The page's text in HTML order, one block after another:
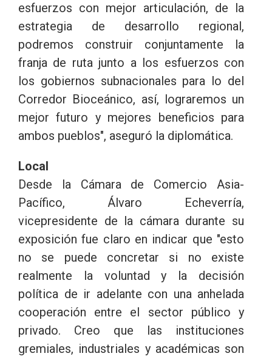
esfuerzos con mejor articulación, de la
estrategia de desarrollo regional,
podremos construir conjuntamente la
franja de ruta junto a los esfuerzos con
los gobiernos subnacionales para lo del
Corredor Bioceánico, así, lograremos un
mejor futuro y mejores beneficios para
ambos pueblos", aseguró la diplomática.
Local
Desde la Cámara de Comercio Asia-
Pacífico, Álvaro Echeverría,
vicepresidente de la cámara durante su
exposición fue claro en indicar que "esto
no se puede concretar si no existe
realmente la voluntad y la decisión
política de ir adelante con una anhelada
cooperación entre el sector público y
privado. Creo que las instituciones
gremiales, industriales y académicas son